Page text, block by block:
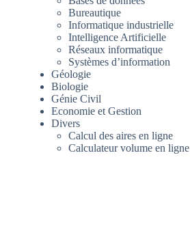
Bureautique
Informatique industrielle
Intelligence Artificielle
Réseaux informatique
Systèmes d’information
Géologie
Biologie
Génie Civil
Economie et Gestion
Divers
Calcul des aires en ligne
Calculateur volume en ligne